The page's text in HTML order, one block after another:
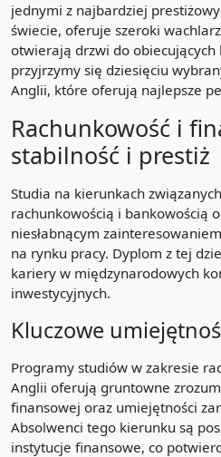
jednymi z najbardziej
świecie, oferuje szeroki
otwierają drzwi do obiecujących
przyjrzymy się dziesięciu
Anglii, które oferują najlepsze
Rachunkowość i
stabilność i prestiż
Studia na kierunkach
rachunkowością i bankowością
niesłabnącym
na rynku pracy. Dyplom z tej
kariery w międzynarodowych
inwestycyjnych.
Kluczowe
Programy studiów w zakresie
Anglii oferują gruntowne
finansowej oraz umiejętności
Absolwenci tego kierunku są
instytucje finansowe, co